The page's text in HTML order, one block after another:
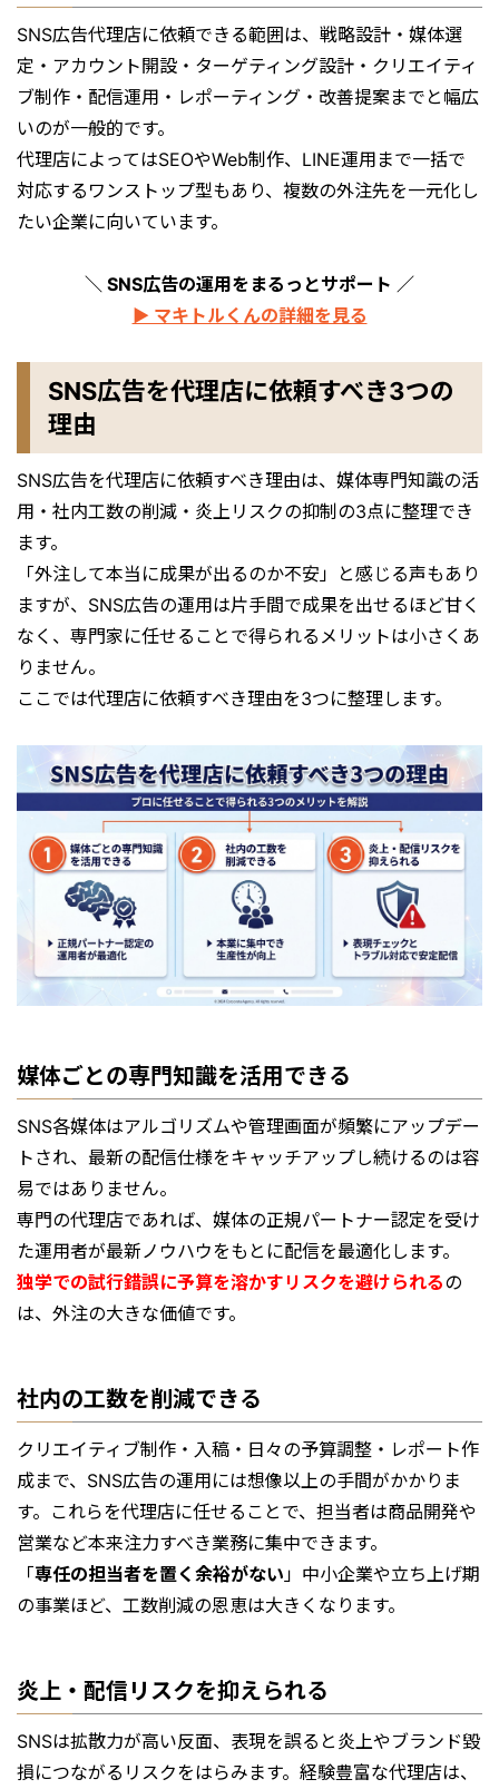
SNS広告代理店に依頼できる範囲は、戦略設計・媒体選
定・アカウント開設・ターゲティング設計・クリエイティ
ブ制作・配信運用・レポーティング・改善提案までと幅広
いのが一般的です。
代理店によってはSEOやWeb制作、LINE運用まで一括で
対応するワンストップ型もあり、複数の外注先を一元化し
たい企業に向いています。
＼ SNS広告の運用をまるっとサポート ／
▶ マキトルくんの詳細を見る
SNS広告を代理店に依頼すべき3つの
理由
SNS広告を代理店に依頼すべき理由は、媒体専門知識の活
用・社内工数の削減・炎上リスクの抑制の3点に整理でき
ます。
「外注して本当に成果が出るのか不安」と感じる声もあり
ますが、SNS広告の運用は片手間で成果を出せるほど甘く
なく、専門家に任せることで得られるメリットは小さくあ
りません。
ここでは代理店に依頼すべき理由を3つに整理します。
媒体ごとの専門知識を活用できる
SNS各媒体はアルゴリズムや管理画面が頻繁にアップデー
トされ、最新の配信仕様をキャッチアップし続けるのは容
易ではありません。
専門の代理店であれば、媒体の正規パートナー認定を受け
た運用者が最新ノウハウをもとに配信を最適化します。
独学での試行錯誤に予算を溶かすリスクを避けられるの
は、外注の大きな価値です。
社内の工数を削減できる
クリエイティブ制作・入稿・日々の予算調整・レポート作
成まで、SNS広告の運用には想像以上の手間がかかりま
す。これらを代理店に任せることで、担当者は商品開発や
営業など本来注力すべき業務に集中できます。
「専任の担当者を置く余裕がない 」中小企業や立ち上げ期
の事業ほど、工数削減の恩恵は大きくなります。
炎上・配信リスクを抑えられる
SNSは拡散力が高い反面、表現を誤ると炎上やブランド毀
損につながるリスクをはらみます。経験豊富な代理店は、